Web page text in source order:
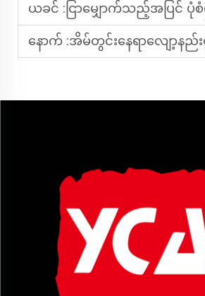
ယခင် : ငြာမျှောက်သည့်အပြင် ပုံစံရှိ ဘန်တ်ဘက် ဒီဇိုင်းကို အနည်းငယ်သ
နောက် :အိမ်တွင်းနေရာလျော့နည်းစွာရှိသည့် နေအိမ်များအတွက် အကောင်းဆုံး နေရာချထားရ